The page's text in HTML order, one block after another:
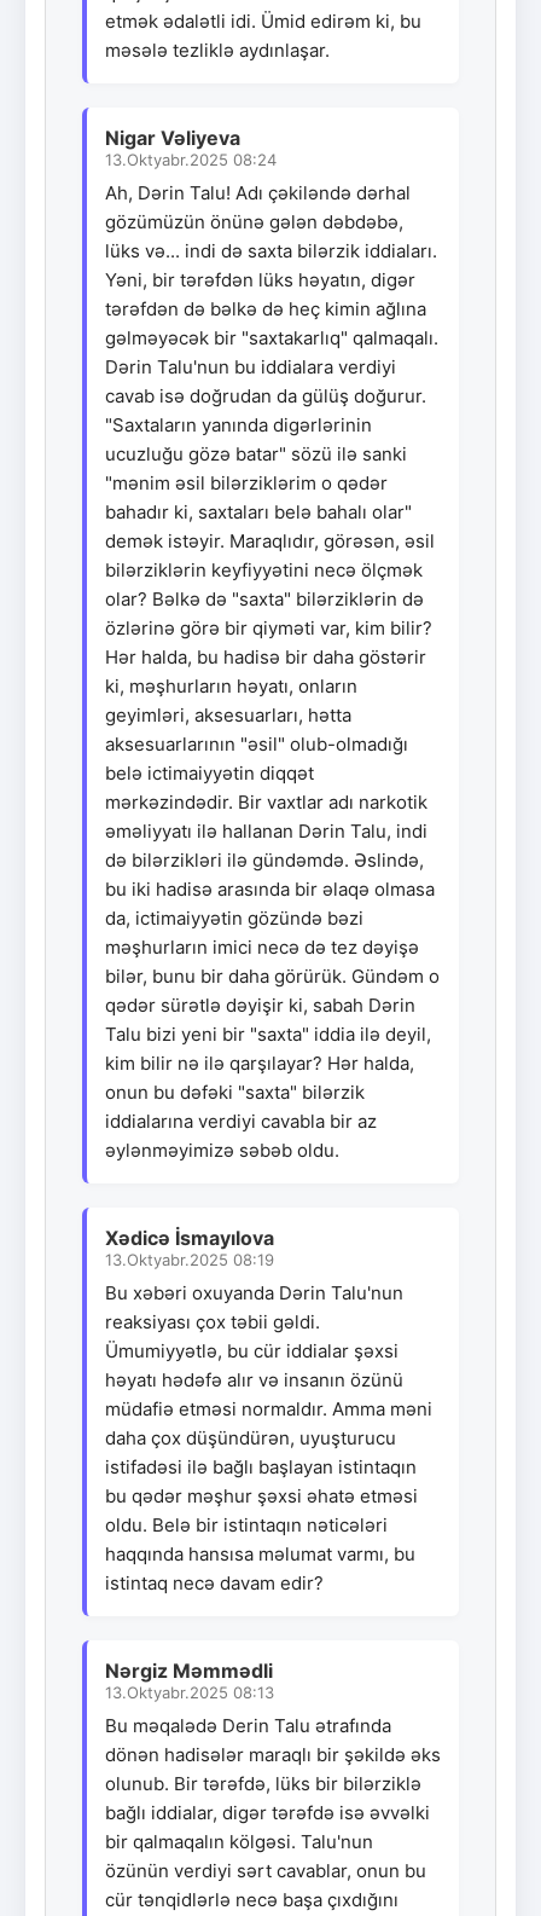
etmək ədalətli idi. Ümid edirəm ki, bu
məsələ tezliklə aydınlaşar.
Nigar Vəliyeva
13.Oktyabr.2025 08:24
Ah, Dərin Talu! Adı çəkiləndə dərhal
gözümüzün önünə gələn dəbdəbə,
lüks və... indi də saxta bilərzik iddiaları.
Yəni, bir tərəfdən lüks həyatın, digər
tərəfdən də bəlkə də heç kimin ağlına
gəlməyəcək bir "saxtakarlıq" qalmaqalı.
Dərin Talu'nun bu iddialara verdiyi
cavab isə doğrudan da gülüş doğurur.
"Saxtaların yanında digərlərinin
ucuzluğu gözə batar" sözü ilə sanki
"mənim əsil bilərziklərim o qədər
bahadır ki, saxtaları belə bahalı olar"
demək istəyir. Maraqlıdır, görəsən, əsil
bilərziklərin keyfiyyətini necə ölçmək
olar? Bəlkə də "saxta" bilərziklərin də
özlərinə görə bir qiyməti var, kim bilir?
Hər halda, bu hadisə bir daha göstərir
ki, məşhurların həyatı, onların
geyimləri, aksesuarları, hətta
aksesuarlarının "əsil" olub-olmadığı
belə ictimaiyyətin diqqət
mərkəzindədir. Bir vaxtlar adı narkotik
əməliyyatı ilə hallanan Dərin Talu, indi
də bilərzikləri ilə gündəmdə. Əslində,
bu iki hadisə arasında bir əlaqə olmasa
da, ictimaiyyətin gözündə bəzi
məşhurların imici necə də tez dəyişə
bilər, bunu bir daha görürük. Gündəm o
qədər sürətlə dəyişir ki, sabah Dərin
Talu bizi yeni bir "saxta" iddia ilə deyil,
kim bilir nə ilə qarşılayar? Hər halda,
onun bu dəfəki "saxta" bilərzik
iddialarına verdiyi cavabla bir az
əylənməyimizə səbəb oldu.
Xədicə İsmayılova
13.Oktyabr.2025 08:19
Bu xəbəri oxuyanda Dərin Talu'nun
reaksiyası çox təbii gəldi.
Ümumiyyətlə, bu cür iddialar şəxsi
həyatı hədəfə alır və insanın özünü
müdafiə etməsi normaldır. Amma məni
daha çox düşündürən, uyuşturucu
istifadəsi ilə bağlı başlayan istintaqın
bu qədər məşhur şəxsi əhatə etməsi
oldu. Belə bir istintaqın nəticələri
haqqında hansısa məlumat varmı, bu
istintaq necə davam edir?
Nərgiz Məmmədli
13.Oktyabr.2025 08:13
Bu məqalədə Derin Talu ətrafında
dönən hadisələr maraqlı bir şəkildə əks
olunub. Bir tərəfdə, lüks bir bilərziklə
bağlı iddialar, digər tərəfdə isə əvvəlki
bir qalmaqalın kölgəsi. Talu'nun
özünün verdiyi sərt cavablar, onun bu
cür tənqidlərlə necə başa çıxdığını